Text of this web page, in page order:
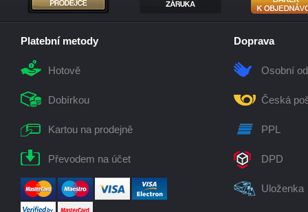
Platební metody
Hotově
Dobírkou
Kartou na prodejně
Převodem na účet
Doprava
Osobní
Česká
PPL
DPD
Uloženka